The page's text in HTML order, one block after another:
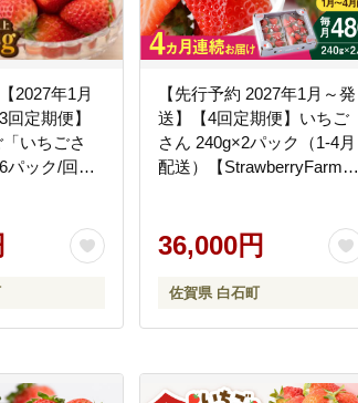
2027年1月
定期便】
いちごさ
パック/回
【先行予約 2027年1月～発
送】【4回定期便】いちご
さん 240g×2パック（1-4月
配送）【StrawberryFarm-
36,000円
佐賀県 白石町